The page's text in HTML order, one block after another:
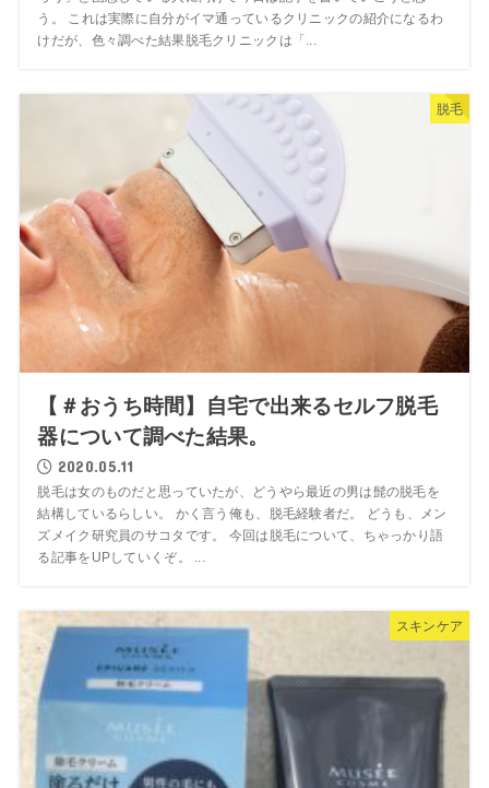
う。 これは実際に自分がイマ通っているクリニックの紹介になるわ
けだが、色々調べた結果脱毛クリニックは「...
脱毛
【＃おうち時間】自宅で出来るセルフ脱毛
器について調べた結果。
2020.05.11
脱毛は女のものだと思っていたが、どうやら最近の男は髭の脱毛を
結構しているらしい。 かく言う俺も、脱毛経験者だ。 どうも、メン
ズメイク研究員のサコタです。 今回は脱毛について、ちゃっかり語
る記事をUPしていくぞ。 ...
スキンケア